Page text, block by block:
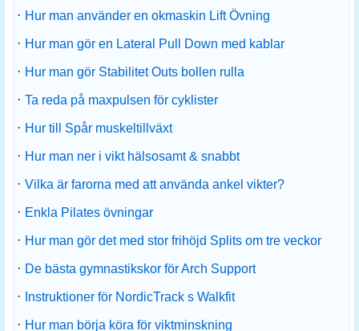
· Hur man använder en okmaskin Lift Övning
· Hur man gör en Lateral Pull Down med kablar
· Hur man gör Stabilitet Outs bollen rulla
· Ta reda på maxpulsen för cyklister
· Hur till Spår muskeltillväxt
· Hur man ner i vikt hälsosamt & snabbt
· Vilka är farorna med att använda ankel vikter?
· Enkla Pilates övningar
· Hur man gör det med stor frihöjd Splits om tre veckor
· De bästa gymnastikskor för Arch Support
·
Instruktioner för NordicTrack s Walkfit
· Hur man börja köra för viktminskning